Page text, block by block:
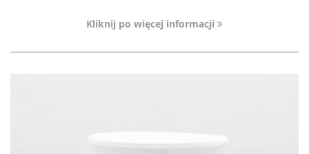
Kliknij po więcej informacji